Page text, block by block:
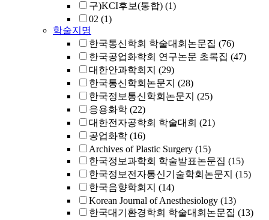
구)KCI후보(통합) (1)
02 (1)
학술지명
한국통신학회 학술대회논문집 (76)
한국공업화학회 연구논문 초록집 (47)
대한안과학회지 (29)
한국통신학회논문지 (28)
한국정보통신학회논문지 (25)
응용화학 (22)
대한전자공학회 학술대회 (21)
공업화학 (16)
Archives of Plastic Surgery (15)
한국정보과학회 학술발표논문집 (15)
한국정보전자통신기술학회논문지 (15)
한국음향학회지 (14)
Korean Journal of Anesthesiology (13)
한국대기환경학회 학술대회논문집 (13)